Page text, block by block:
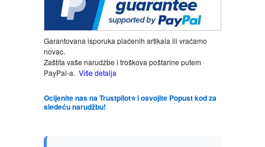
LJUBAVNI
MITOLOGIJA
MUZIKA
NAUČNA FANTASTIKA
Garantovana isporuka plaćenih artikala ili vraćamo
novac.
Zaštita vaše narudžbe i troškova poštarine putem
PayPal-a. Više detalja
Ocijenite nas na Trustpilot⭐ i osvojite Popust kod za
sledeću narudžbu!